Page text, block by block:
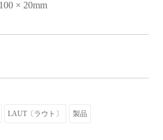
× 20mm
LAUT〔ラウト〕 製品